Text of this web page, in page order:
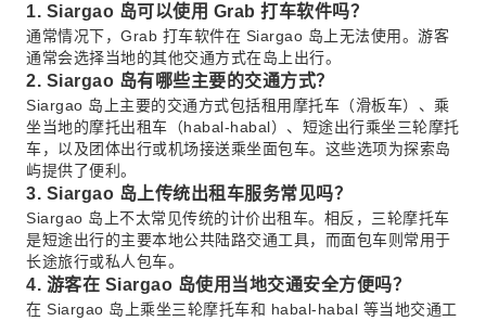
1. Siargao 岛可以使用 Grab 打车软件吗？
通常情况下，Grab 打车软件在 Siargao 岛上无法使用。游客
通常会选择当地的其他交通方式在岛上出行。
2. Siargao 岛有哪些主要的交通方式？
Siargao 岛上主要的交通方式包括租用摩托车（滑板车）、乘
坐当地的摩托出租车（habal-habal）、短途出行乘坐三轮摩托
车，以及团体出行或机场接送乘坐面包车。这些选项为探索岛
屿提供了便利。
3. Siargao 岛上传统出租车服务常见吗？
Siargao 岛上不太常见传统的计价出租车。相反，三轮摩托车
是短途出行的主要本地公共陆路交通工具，而面包车则常用于
长途旅行或私人包车。
4. 游客在 Siargao 岛使用当地交通安全方便吗？
在 Siargao 岛上乘坐三轮摩托车和 habal-habal 等当地交通工